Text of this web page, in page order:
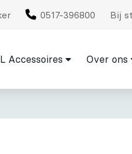
0517-396800 Bij
Accessoires Over ons